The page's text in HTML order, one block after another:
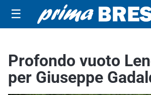
☰
Profondo vuoto
per Giuseppe